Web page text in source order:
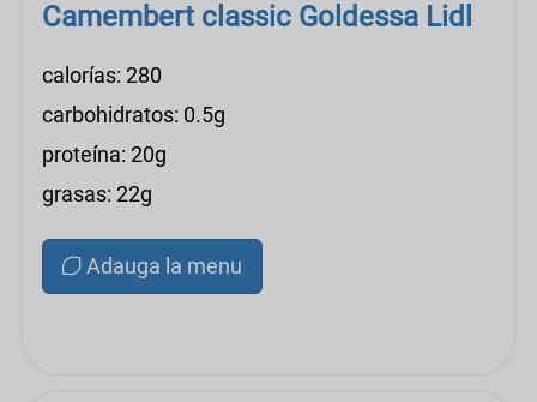
Camembert classic Goldessa Lidl
calorías: 280
carbohidratos: 0.5g
proteína: 20g
grasas: 22g
Adauga la menu